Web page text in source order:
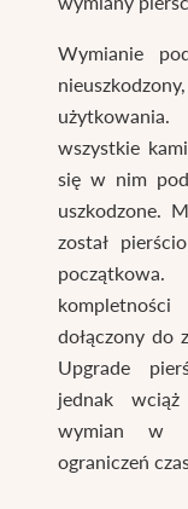
Wymianie
wszystkie
się w nim
uszkodzone.
został
dołączony do
Upgrade
jednak
wymian w
ograniczeń